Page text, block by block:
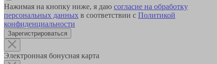
Нажимая на кнопку ниже, я даю согласие на обработку
персональных данных в соответствии с Политикой
конфиденциальности
Зарегистрироваться
Электронная бонусная карта